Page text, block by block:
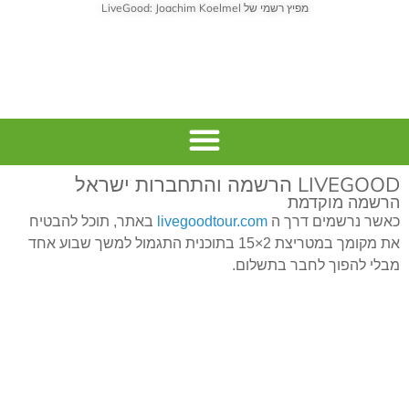
מפיץ רשמי של LiveGood: Joachim Koelmel
LIVEGOOD הרשמה והתחברות ישראל
הרשמה מוקדמת
כאשר נרשמים דרך ה livegoodtour.com באתר, תוכל להבטיח
את מקומך במטריצת 2×15 בתוכנית התגמול למשך שבוע אחד
מבלי להפוך לחבר בתשלום.